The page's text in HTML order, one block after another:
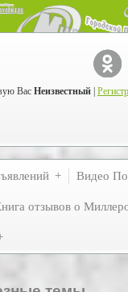
Вас Неизвестный
Видео
отзывов о